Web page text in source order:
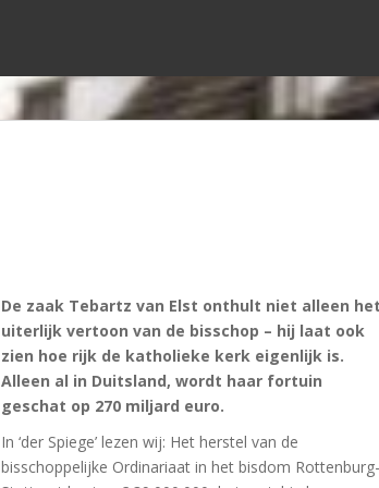
De zaak Tebartz van Elst onthult niet alleen het
uiterlijk vertoon van de bisschop – hij laat ook
zien hoe rijk de katholieke kerk eigenlijk is.
Alleen al in Duitsland, wordt haar fortuin
geschat op 270 miljard euro.
In ‘der Spiege’ lezen wij: Het herstel van de
bisschoppelijke Ordinariaat in het bisdom Rottenburg-